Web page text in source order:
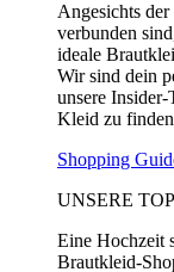
Angesichts
verbunden
ideale
Wir sind dein
unsere
Kleid zu
Shopping
UNSERE
Eine Hochzeit
Brautkleid-